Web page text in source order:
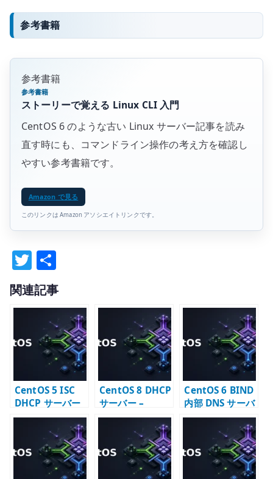
参考書籍
参考書籍
参考書籍
ストーリーで覚える Linux CLI 入門
CentOS 6 のような古い Linux サーバー記事を読み
直す時にも、コマンドライン操作の考え方を確認し
やすい参考書籍です。
Amazon で見る
このリンクは Amazon アソシエイトリンクです。
T
w
it
te
r
有
関連記事
CentOS 5 ISC
DHCP サーバー
構築 –
dhcpd.conf と
配布設定
CentOS 8 DHCP
サーバー –
dhcpd.conf の
基本設定
CentOS 6 BIND
内部 DNS サーバ
ー構築 –
named.conf と
ゾーン設定